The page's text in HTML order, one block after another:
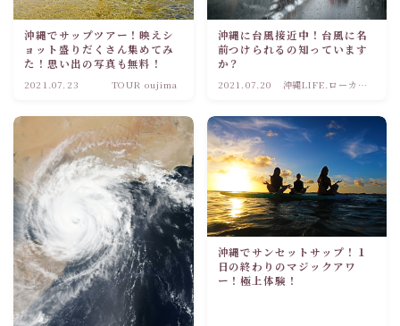
沖縄でサップツアー！映えシ
ョット盛りだくさん集めてみ
た！思い出の写真も無料！
2021.07.23 TOUR oujima
沖縄に台風接近中！台風に名
前つけられるの知っています
か？
2021.07.20
沖縄LIFE.ローカル
沖縄でサンセットサップ！１
日の終わりのマジックアワ
ー！極上体験！